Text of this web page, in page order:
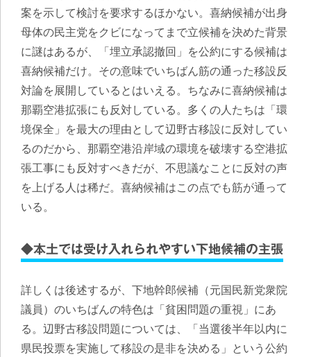
案を示して検討を要求するほかない。喜納候補が出身
母体の民主党をクビになってまで立候補を決めた背景
に謎はあるが、「埋立承認撤回」を公約にする候補は
喜納候補だけ。その意味でいちばん筋の通った移設反
対論を展開しているとはいえる。ちなみに喜納候補は
那覇空港拡張にも反対している。 多くの人たちは「環
境保全」を最大の理由として辺野古移設に反対してい
るのだから、那覇空港沿岸域の環境を破壊する空港拡
張工事にも反対すべき だが、不思議なことに反対の声
を上げる人は稀だ。喜納候補はこの点でも筋が通って
いる。
◆本土では受け入れられやすい下地候補の主張
詳しくは後述するが、下地幹郎候補（元国民新党衆院
議員）のいちばんの特色は「貧困問題の重視」にあ
る。辺野古移設問題については、「当選後半年以内に
県民投票を実施して移設の是非を決める」という公約